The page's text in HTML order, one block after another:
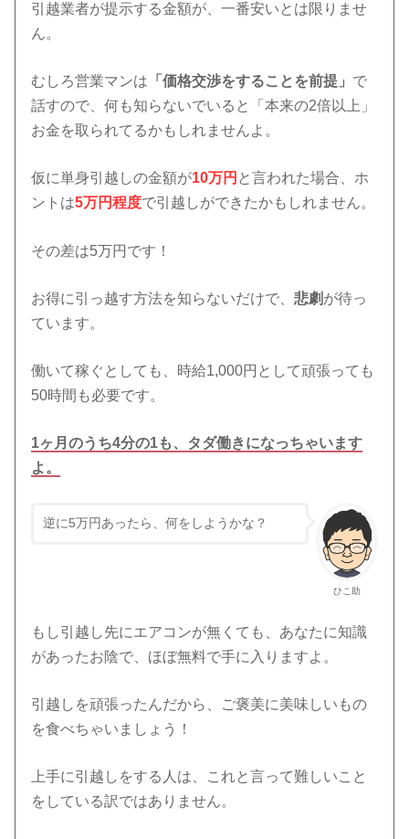
引越業者が提示する金額が、一番安いとは限りませ
ん。
むしろ営業マンは 「価格交渉をすることを前提」 で
話すので、何も知らないでいると「本来の2倍以上」
お金を取られてるかもしれませんよ。
仮に単身引越しの金額が10万円 と言われた場合、ホ
ントは5万円程度で引越しができたかもしれません。
その差は5万円です！
お得に引っ越す方法を知らないだけで、悲劇 が待っ
ています。
働いて稼ぐとしても、時給1,000円として頑張っても
50時間も必要です。
1ヶ月のうち4分の1も、タダ働きになっちゃいます
よ。
ひこ助
逆に5万円あったら、何をしようかな？
もし引越し先にエアコンが無くても、あなたに知識
があったお陰で、ほぼ無料で手に入りますよ。
引越しを頑張ったんだから、ご褒美に美味しいもの
を食べちゃいましょう！
上手に引越しをする人は、これと言って難しいこと
をしている訳ではありません。